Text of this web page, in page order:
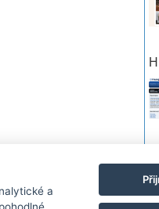
osobních údajů Kontakt
a